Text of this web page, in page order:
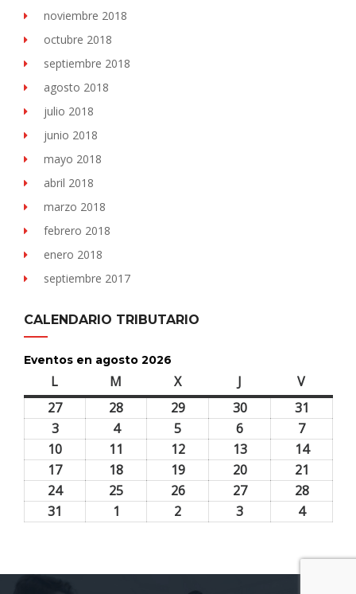
noviembre 2018
octubre 2018
septiembre 2018
agosto 2018
julio 2018
junio 2018
mayo 2018
abril 2018
marzo 2018
febrero 2018
enero 2018
septiembre 2017
CALENDARIO TRIBUTARIO
Eventos en agosto 2026
L M Xmiércoles J Vviernes
2727
28 2929
2026
3030
2026
31
2026
33
agosto,
2026
44
agosto,
2026
5
agosto,
2026
6
agosto,
2026
77
agosto,
2026
10
agosto,
2026
11 1212
agosto,
2026
1313
agosto,
2026
1414
2026
1717
agosto,
18 1919
agosto,
2020
agosto,
21
agosto,
2424
25 2626
2727
2828
31 1 2 3 44